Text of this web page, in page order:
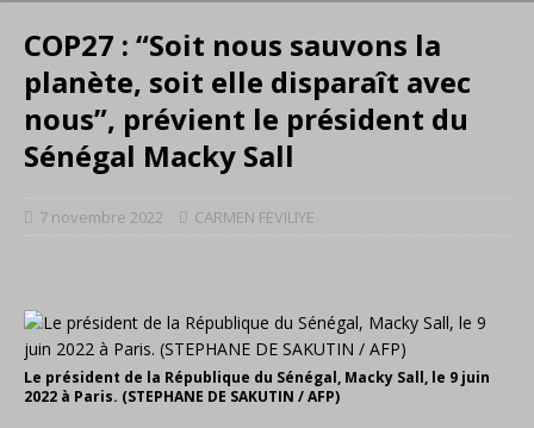
COP27 : “Soit nous sauvons la
planète, soit elle disparaît avec
nous”, prévient le président du
Sénégal Macky Sall
7 novembre 2022 CARMEN FEVILIYE
Le président de la République du Sénégal, Macky Sall, le 9 juin
2022 à Paris. (STEPHANE DE SAKUTIN / AFP)